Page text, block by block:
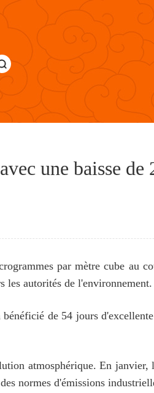
une baisse de
par mètre cube au
les autorités de l'environnement.
de 54 jours
atmosphérique. En
normes d'émissions